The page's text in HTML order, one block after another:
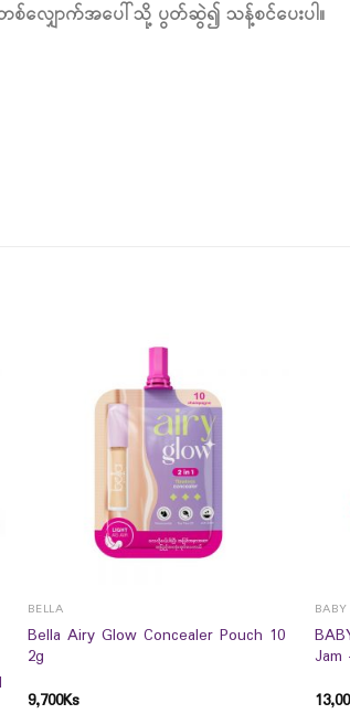
စ်လျှောက်အပေါ်သို့ ပွတ်ဆွဲ၍ သန့်စင်ပေးပါ။
BELLA
Bella Airy Glow Concealer Pouch 10
2g
9,700Ks
Jam